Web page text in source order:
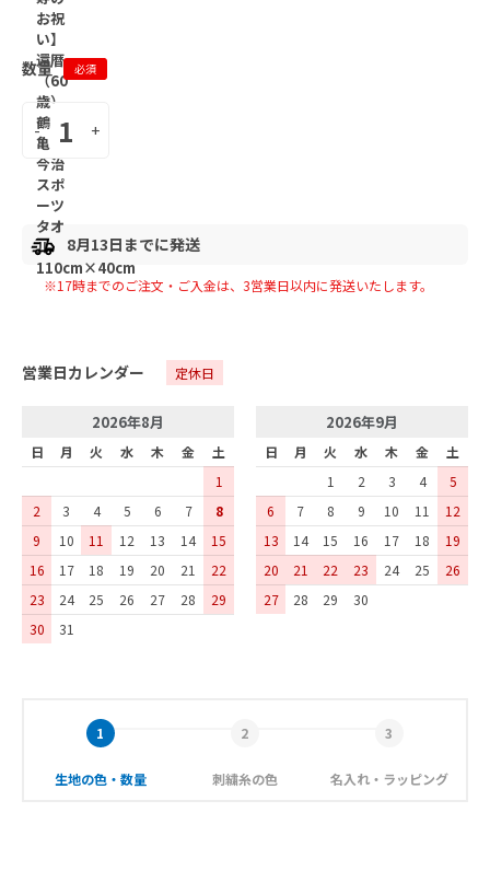
数量 必須
- +
8月13日までに発送
※17時までのご注文・ご入金は、 3営業日以内に発送いたします。
営業日カレンダー 定休日
2026年8月
日 月 火 水 木 金
土
1
2
3 4 5 6 7
8
9
10 11 12 13 14
15
16
17 18 19 20 21
22
23
24 25 26 27 28
29
30
31
2026年9月
日 月 火 水 木 金
土
1
2 3 4
5
6
7 8 9 10 11
12
13
14 15 16 17 18
19
20
21 22 23 24 25
26
27
28 29 30
生地の色・数量 刺繍糸の色 名入れ・ラッピング